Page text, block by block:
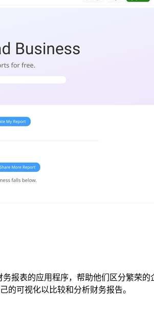
务报表的应用程序，帮助他们区分繁
的可视化以比较和分析财务报告。